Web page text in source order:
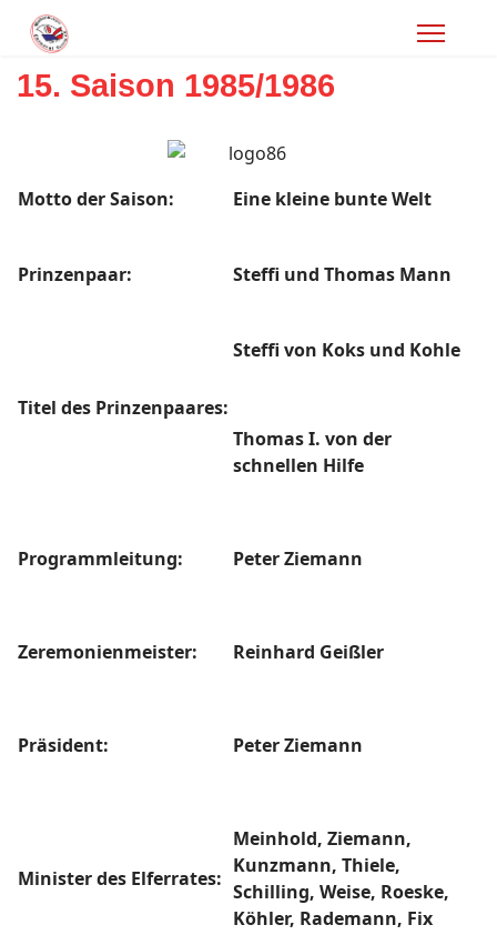
15. Saison 1985/1986
Motto der Saison: Eine kleine bunte Welt
Prinzenpaar: Steffi und Thomas Mann
Titel des Prinzenpaares:
Steffi von Koks und Kohle
Thomas I. von der
schnellen Hilfe
Programmleitung: Peter Ziemann
Zeremonienmeister: Reinhard Geißler
Präsident: Peter Ziemann
Minister des Elferrates:
Meinhold, Ziemann,
Kunzmann, Thiele,
Schilling, Weise, Roeske,
Köhler, Rademann, Fix